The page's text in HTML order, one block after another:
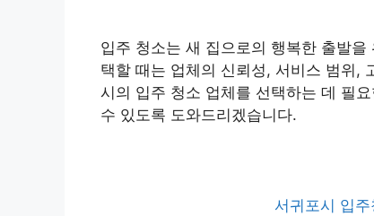
입주 청소는 새 집으로의 행복한 출발
택할 때는 업체의 신뢰성, 서비스 범위,
시의 입주 청소 업체를 선택하는 데 필
수 있도록 도와드리겠습니다.
서귀포시 입